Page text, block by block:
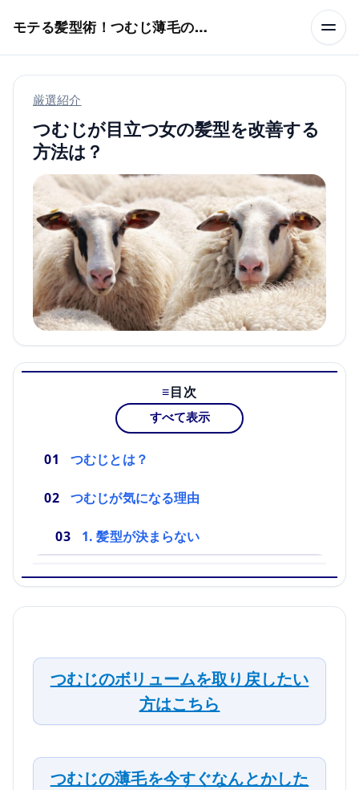
モテる髪型術！つむじ薄毛の隠し方
厳選紹介
つむじが目立つ女の髪型を改善する
方法は？
目次
すべて表示
つむじとは？
つむじが気になる理由
1. 髪型が決まらない
つむじのボリュームを取り戻したい
方はこちら
つむじの薄毛を今すぐなんとかした